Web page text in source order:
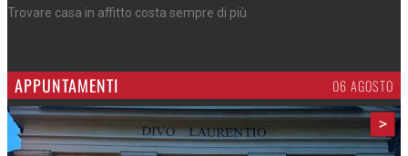
Trovare casa in affitto costa sempre di più
APPUNTAMENTI 06 AGOSTO
>